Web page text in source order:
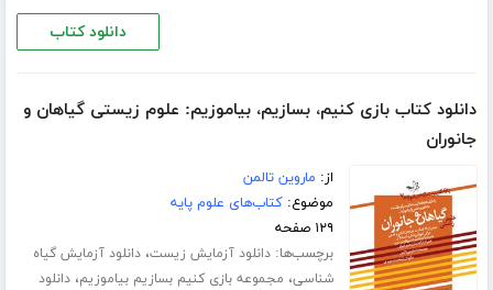
دانلود کتاب
دانلود کتاب بازی کنیم، بسازیم، بیاموزیم: علوم زیستی گیاهان و
جانوران
از: ماروین تالمن
موضوع:کتاب‌های علوم پایه
۱۲۹ صفحه
برچسب‌ها:دانلود آزمایش زیست،دانلود آزمایش گیاه
شناسی، مجموعه بازی کنیم بسازیم بیاموزیم،دانلود